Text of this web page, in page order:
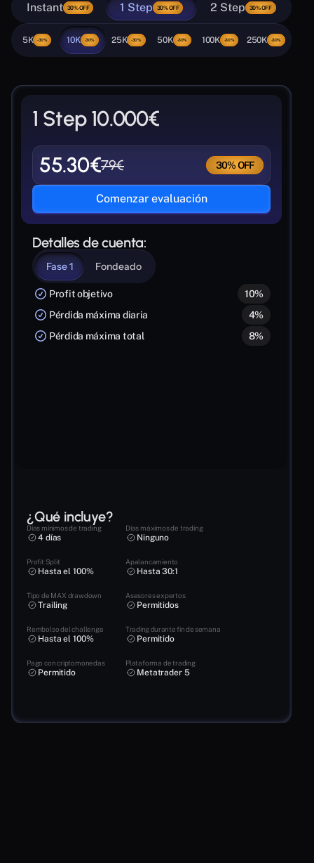
Instant 30% OFF 1 Step 30% OFF 2 Step 30% OFF
5K -30% 10K -30% 25K -30% 50K -30% 100K -30% 250K -30%
1 Step 10.000€
55.30€79€ 30% OFF
Comenzar evaluación
Detalles de cuenta:
Fase 1 Fondeado
Profit objetivo
10%
Pérdida máxima diaria
4%
Pérdida máxima total
8%
¿Qué incluye?
Días mínimos de trading
4 días
Días máximos de trading
Ninguno
Profit Split
Hasta el 100%
Apalancamiento
Hasta 30:1
Tipo de MAX drawdown
Trailing
Asesores expertos
Permitidos
Rembolso del challenge
Hasta el 100%
Trading durante fin de semana
Permitido
Pago con criptomonedas
Permitido
Plataforma de trading
Metatrader 5